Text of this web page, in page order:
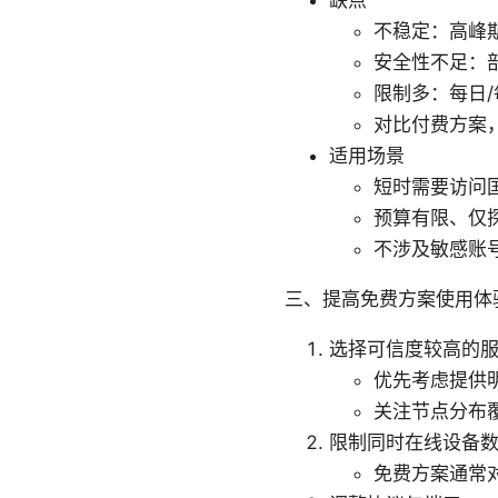
不稳定：高峰
安全性不足：
限制多：每日
对比付费方案
适用场景
短时需要访问
预算有限、仅
不涉及敏感账
三、提高免费方案使用
选择可信度较高的
优先考虑提供
关注节点分布
限制同时在线设备
免费方案通常